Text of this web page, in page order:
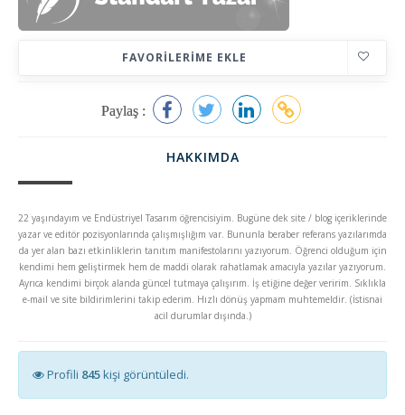
FAVORILERIME EKLE
Paylaş :
HAKKIMDA
22 yaşındayım ve Endüstriyel Tasarım öğrencisiyim. Bugüne dek site / blog içeriklerinde
yazar ve editör pozisyonlarında çalışmışlığım var. Bununla beraber referans yazılarımda
da yer alan bazı etkinliklerin tanıtım manifestolarını yazıyorum. Öğrenci olduğum için
kendimi hem geliştirmek hem de maddi olarak rahatlamak amacıyla yazılar yazıyorum.
Ayrıca kendimi birçok alanda güncel tutmaya çalışırım. İş etiğine değer veririm. Sıklıkla
e-mail ve site bildirimlerini takip ederim. Hızlı dönüş yapmam muhtemeldir. (İstisnai
acil durumlar dışında.)
Profili 845kişi görüntüledi.